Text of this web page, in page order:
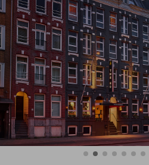
7 dagen per
10+